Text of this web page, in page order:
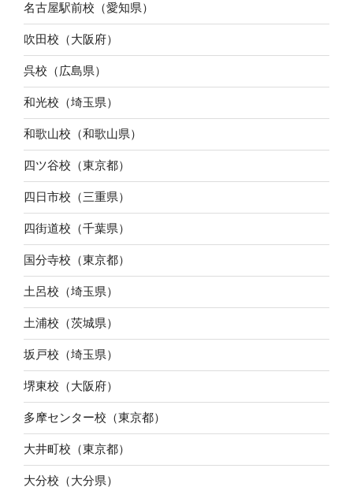
名古屋駅前校（愛知県）
吹田校（大阪府）
呉校（広島県）
和光校（埼玉県）
和歌山校（和歌山県）
四ツ谷校（東京都）
四日市校（三重県）
四街道校（千葉県）
国分寺校（東京都）
土呂校（埼玉県）
土浦校（茨城県）
坂戸校（埼玉県）
堺東校（大阪府）
多摩センター校（東京都）
大井町校（東京都）
大分校（大分県）